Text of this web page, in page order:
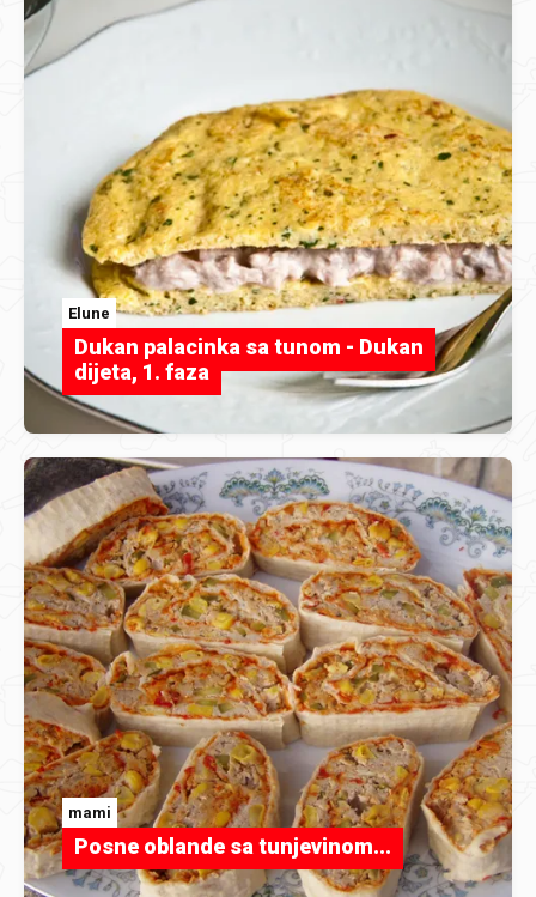
Elune
Dukan palacinka sa tunom - Dukan
dijeta, 1. faza
mami
Posne oblande sa tunjevinom...